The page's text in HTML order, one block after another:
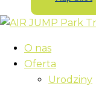
O nas
Oferta
Urodziny